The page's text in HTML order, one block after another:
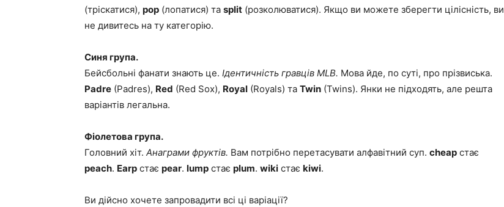
(тріскатися), pop (лопатися) та split (розколюватися). Якщо ви можете зберегти цілісність, ви
не дивитесь на ту категорію.
Синя група.
Бейсбольні фанати знають це. Ідентичність гравців MLB. Мова йде, по суті, про прізвиська.
Padre (Padres), Red (Red Sox), Royal (Royals) та Twin (Twins). Янки не підходять, але решта
варіантів легальна.
Фіолетова група.
Головний хіт. Анаграми фруктів. Вам потрібно перетасувати алфавітний суп. cheap стає
peach. Earp стає pear. lump стає plum. wiki стає kiwi.
Ви дійсно хочете запровадити всі ці варіації?